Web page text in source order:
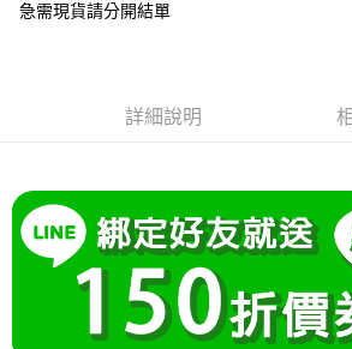
大哥付你分期
2.付款方式選擇「大哥付你分期」，訂單成立後會
4.訂單成立30分鐘內，如未前往確認交易或遇審核
消。如遇「轉專審核」未通過狀況，表示未達大哥
法說明評估內容。
【繳款方式說明】
1.分期款項不併入電信帳單，「大哥付你分期」
2.透過簡訊連結打開帳單後，可選擇「超商條碼／
１．簡單：不需註冊會員、不需綁卡、不需儲值。
２．便利：只要手機號碼，簡訊認證，即可結帳。
３．安心：先確認商品／服務後，再付款。
【「AFTEE先享後付」結帳流程】
１．於結帳方式選擇「AFTEE先享後付」後，將跳
結帳頁面，進行簡訊認證並確認金額後，即可完成
相關說明
「Hami Point」為中華電信所提供之點數服務，可
會員帳號後，即可在購物車使用 Hami Point 折抵
ATM付款
運送方式
全家付款取貨
急需現貨請分開結單
詳細說明